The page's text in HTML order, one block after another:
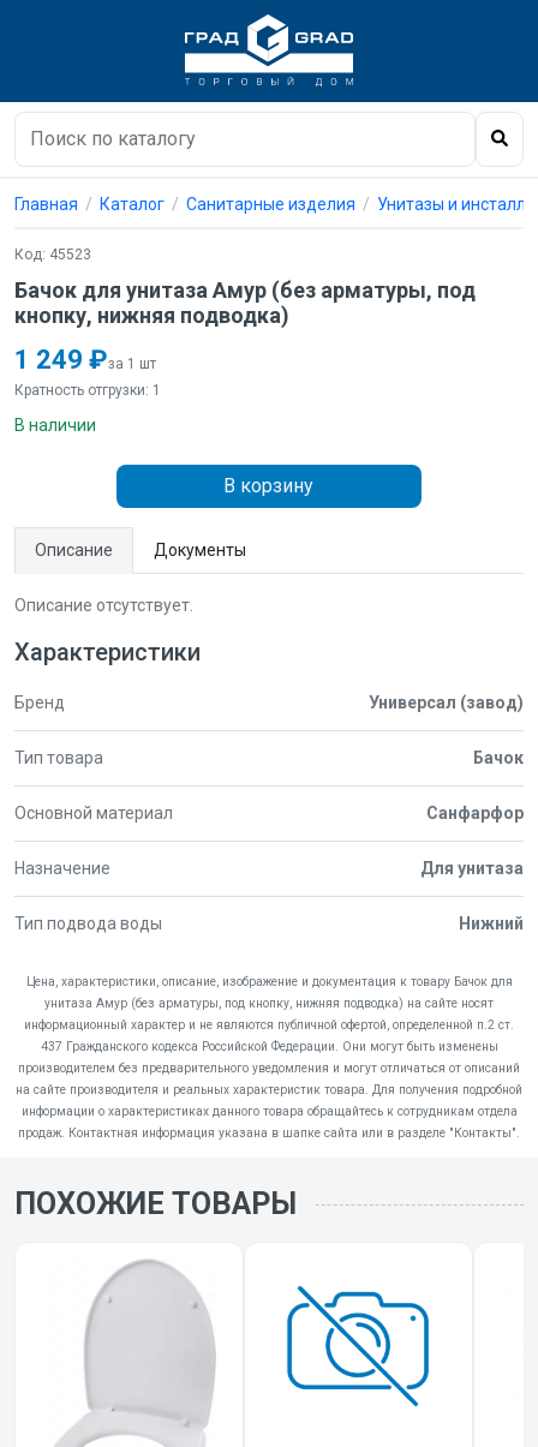
Главная Каталог Санитарные изделия Унитазы и
Код: 45523
Бачок для унитаза Амур (без арматуры, под
кнопку, нижняя подводка)
1 249 ₽за 1 шт
Кратность отгрузки: 1
В наличии
В корзину
Описание Документы
Описание отсутствует.
Характеристики
Бренд Универсал (завод)
Тип товара Бачок
Основной материал Санфарфор
Назначение Для унитаза
Тип подвода воды Нижний
Цена, характеристики, описание, изображение и документация к товару Бачок для
унитаза Амур (без арматуры, под кнопку, нижняя подводка) на сайте носят
информационный характер и не являются публичной офертой, определенной п.2 ст.
437 Гражданского кодекса Российской Федерации. Они могут быть изменены
производителем без предварительного уведомления и могут отличаться от описаний
на сайте производителя и реальных характеристик товара. Для получения подробной
информации о характеристиках данного товара обращайтесь к сотрудникам отдела
продаж. Контактная информация указана в шапке сайта или в разделе "Контакты".
ПОХОЖИЕ ТОВАРЫ